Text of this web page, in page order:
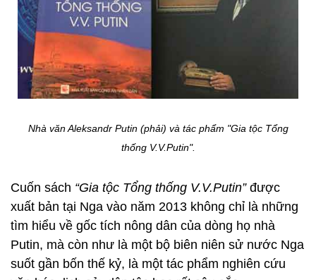
Nhà văn Aleksandr Putin (phải) và tác phẩm "Gia tộc Tổng
thống V.V.Putin".
Cuốn sách “Gia tộc Tổng thống V.V.Putin”được
xuất bản tại Nga vào năm 2013 không chỉ là những
tìm hiểu về gốc tích nông dân của dòng họ nhà
Putin, mà còn như là một bộ biên niên sử nước Nga
suốt gần bốn thế kỷ, là một tác phẩm nghiên cứu